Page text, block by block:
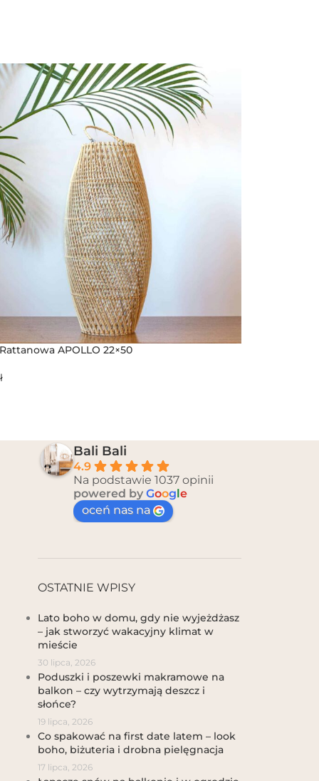
APOLLO 22×50
Bali Bali
4.9
Na podstawie 1037 opinii
powered by Google
oceń nas na
OSTATNIE WPISY
Lato boho w domu, gdy nie wyjeżdżasz
– jak stworzyć wakacyjny klimat w
mieście
30 lipca, 2026
Poduszki i poszewki makramowe na
balkon – czy wytrzymają deszcz i
słońce?
19 lipca, 2026
Co spakować na first date latem – look
boho, biżuteria i drobna pielęgnacja
17 lipca, 2026